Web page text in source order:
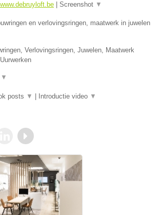
Screenshot ▼
en verlovingsringen, maatwerk in juwelen
Verlovingsringen, Juwelen, Maatwerk
▼
posts ▼ Introductie video ▼